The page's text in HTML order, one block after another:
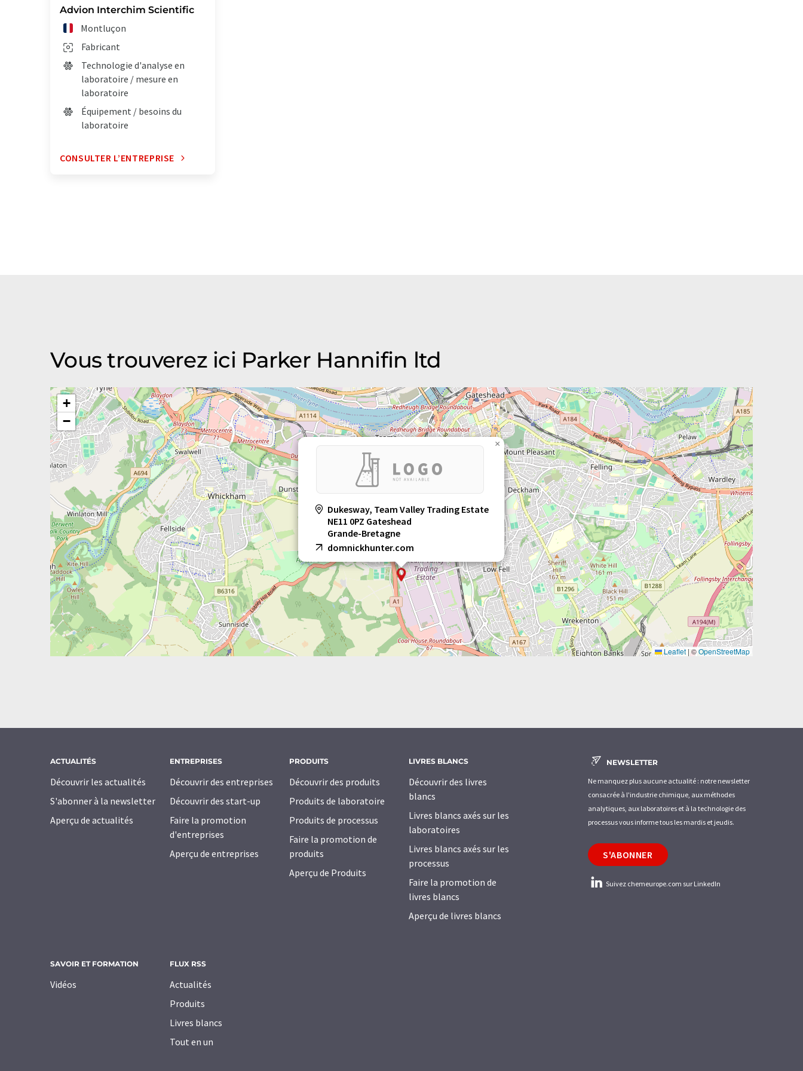
Advion Interchim Scientific
Montluçon
Fabricant
Technologie d'analyse en
laboratoire / mesure en
laboratoire
Équipement / besoins du
laboratoire
CONSULTER L’ENTREPRISE
Vous trouverez ici Parker Hannifin ltd
Dukesway, Team Valley Trading Estate
NE11 0PZ Gateshead
Grande-Bretagne
domnickhunter.com
×
+
−
Leaflet |©OpenStreetMap
ACTUALITÉS
Découvrir les actualités
S'abonner à la newsletter
Aperçu de actualités
ENTREPRISES
Découvrir des entreprises
Découvrir des start-up
Faire la promotion
d'entreprises
Aperçu de entreprises
PRODUITS
Découvrir des produits
Produits de laboratoire
Produits de processus
Faire la promotion de
produits
Aperçu de Produits
LIVRES BLANCS
Découvrir des livres
blancs
Livres blancs axés sur les
laboratoires
Livres blancs axés sur les
processus
Faire la promotion de
livres blancs
Aperçu de livres blancs
SAVOIR ET FORMATION
Vidéos
FLUX RSS
Actualités
Produits
Livres blancs
Tout en un
NEWSLETTER
Ne manquez plus aucune actualité : notre newsletter
consacrée à l'industrie chimique, aux méthodes
analytiques, aux laboratoires et à la technologie des
processus vous informe tous les mardis et jeudis.
S'ABONNER
Suivez chemeurope.com sur LinkedIn